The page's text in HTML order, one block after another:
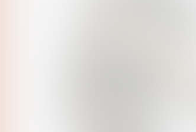
Lust auf Abenteuer, Fantasie und klangliche